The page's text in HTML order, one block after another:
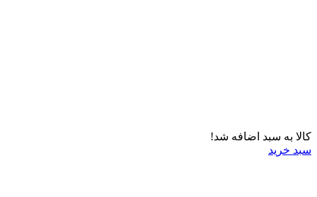
کالا به سبد اضافه شد!
سبد خرید